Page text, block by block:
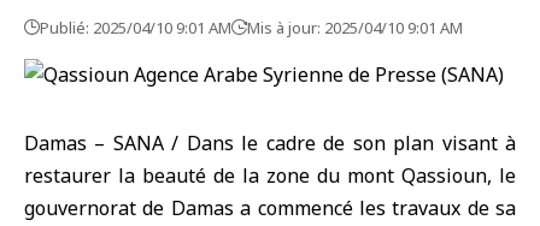
Publié: 2025/04/10 9:01 AM Mis à jour: 2025/04/10 9:01 AM
Damas – SANA / Dans le cadre de son plan visant à
restaurer la beauté de la zone du mont Qassioun, le
gouvernorat de Damas a commencé les travaux de sa